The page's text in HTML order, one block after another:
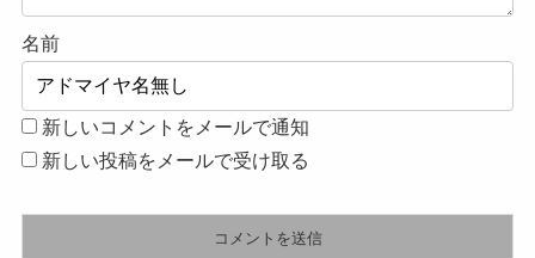
名前
新しいコメントをメールで通知
新しい投稿をメールで受け取る